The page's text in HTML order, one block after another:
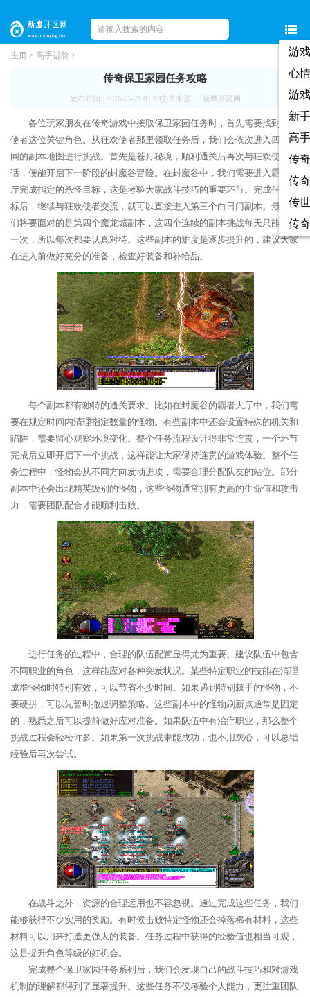
游
心
游
新
高
传
传
传
传
主页 > 高手进阶 >
传奇保卫家园任务攻略
发布时间 : 2026-05-21 01:19文章来源 ： 新鹰开区网
各位玩家朋友在传奇游戏中接取保卫家园任务时，首先需要找到狂欢
使者这位关键角色。从狂欢使者那里领取任务后，我们会依次进入四个不
同的副本地图进行挑战。首先是苍月秘境，顺利通关后再次与狂欢使者对
话，便能开启下一阶段的封魔谷冒险。在封魔谷中，我们需要进入霸者大
厅完成指定的杀怪目标，这是考验大家战斗技巧的重要环节。完成任务目
标后，继续与狂欢使者交流，就可以直接进入第三个白日门副本。最终我
们将要面对的是第四个魔龙城副本，这四个连续的副本挑战每天只能完成
一次，所以每次都要认真对待。这些副本的难度是逐步提升的，建议大家
在进入前做好充分的准备，检查好装备和补给品。
每个副本都有独特的通关要求。比如在封魔谷的霸者大厅中，我们需
要在规定时间内清理指定数量的怪物。有些副本中还会设置特殊的机关和
陷阱，需要留心观察环境变化。整个任务流程设计得非常连贯，一个环节
完成后立即开启下一个挑战，这样能让大家保持连贯的游戏体验。整个任
务过程中，怪物会从不同方向发动进攻，需要合理分配队友的站位。部分
副本中还会出现精英级别的怪物，这些怪物通常拥有更高的生命值和攻击
力，需要团队配合才能顺利击败。
进行任务的过程中，合理的队伍配置显得尤为重要。建议队伍中包含
不同职业的角色，这样能应对各种突发状况。某些特定职业的技能在清理
成群怪物时特别有效，可以节省不少时间。如果遇到特别棘手的怪物，不
要硬拼，可以先暂时撤退调整策略。这些副本中的怪物刷新点通常是固定
的，熟悉之后可以提前做好应对准备。如果队伍中有治疗职业，那么整个
挑战过程会轻松许多。如果第一次挑战未能成功，也不用灰心，可以总结
经验后再次尝试。
在战斗之外，资源的合理运用也不容忽视。通过完成这些任务，我们
能够获得不少实用的奖励。有时候击败特定怪物还会掉落稀有材料，这些
材料可以用来打造更强大的装备。任务过程中获得的经验值也相当可观，
这是提升角色等级的好机会。
完成整个保卫家园任务系列后，我们会发现自己的战斗技巧和对游戏
机制的理解都得到了显著提升。这些任务不仅考验个人能力，更注重团队